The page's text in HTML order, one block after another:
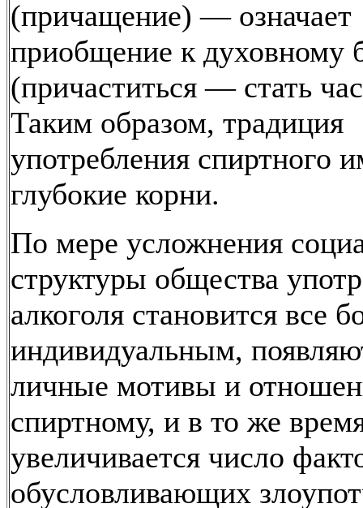
(причащение) — означает
приобщение к духовному
(причаститься — стать
Таким образом, традиция
употребления спиртного
глубокие корни.
По мере усложнения
структуры общества
алкоголя становится все
индивидуальным,
личные мотивы и
спиртному, и в то же
увеличивается число
обусловливающих